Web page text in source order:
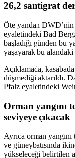
26,2 santigrat
Öte yandan DWD’nin
eyaletindeki Bad
başladığı günden bu
yaşayarak bu
Açıklamada,
düşmediği aktarıldı.
Pfalz eyaletindeki
Orman yangını
seviyeye çıkacak
Ayrıca orman
ve güneybatısında
yükseleceği belirtilen